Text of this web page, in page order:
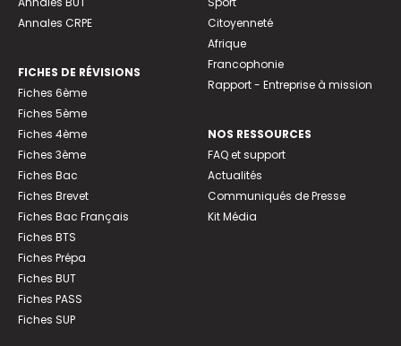
Annales CRPE
FICHES DE RÉVISIONS
Fiches 6ème
Fiches 5ème
Fiches 4ème
Fiches 3ème
Fiches Bac
Fiches Brevet
Fiches Bac Français
Fiches BTS
Fiches Prépa
Fiches BUT
Fiches PASS
Fiches SUP
Citoyenneté
Afrique
Francophonie
Rapport - Entreprise à mission
NOS RESSOURCES
FAQ et support
Actualités
Communiqués de Presse
Kit Média